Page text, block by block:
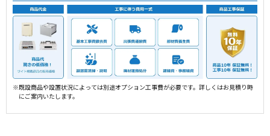
※既設商品や設置状況によっては別途オプション工事費が必要です。詳しくはお見積り時
にご案内いたします。